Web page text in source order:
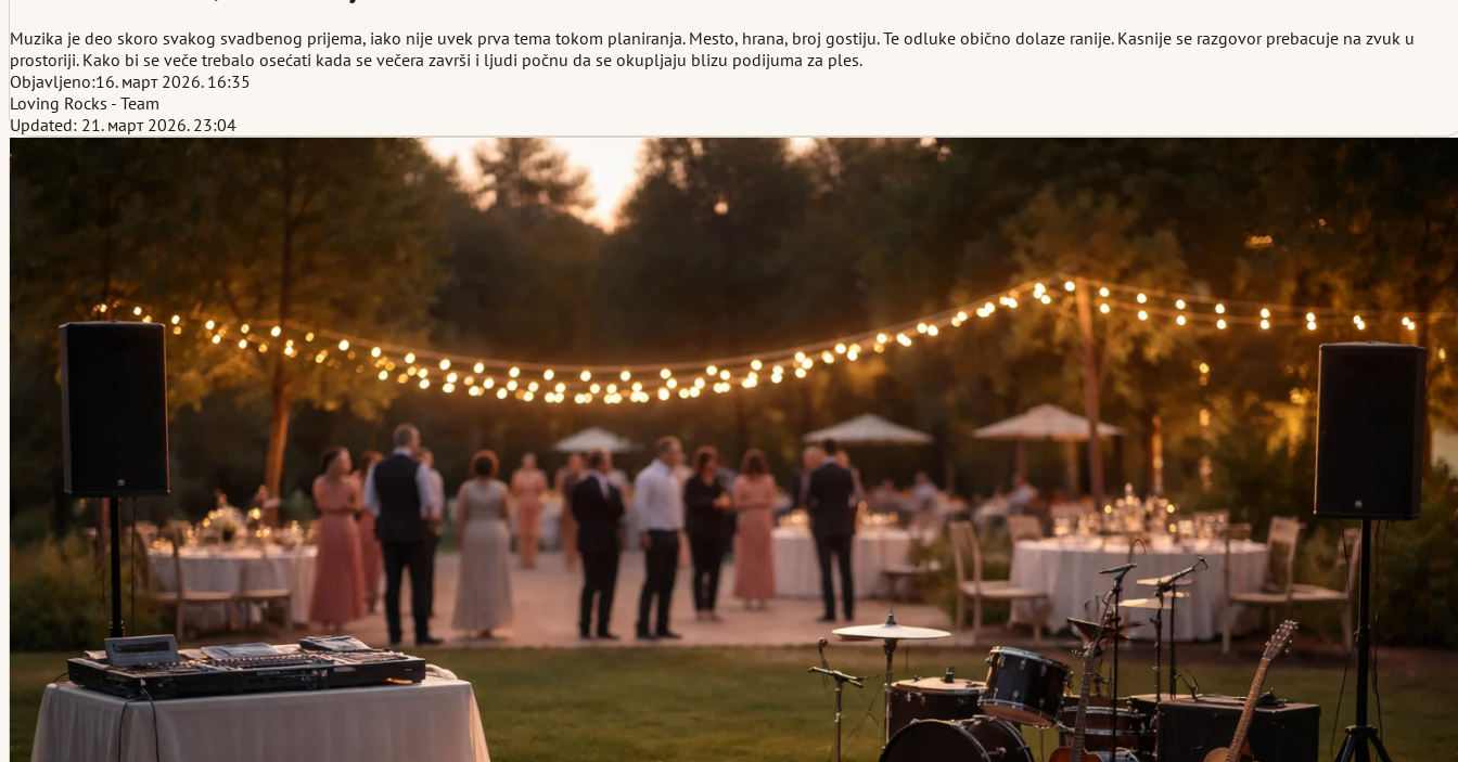
Muzika je deo skoro svakog svadbenog prijema, iako nije uvek prva tema tokom planiranja. Mesto, hrana, broj gostiju. Te odluke obično dolaze ranije. Kasnije se razgovor prebacuje na zvuk u
prostoriji. Kako bi se veče trebalo osećati kada se večera završi i ljudi počnu da se okupljaju blizu podijuma za ples.
Objavljeno:16. март 2026. 16:35
Loving Rocks - Team
Updated: 21. март 2026. 23:04